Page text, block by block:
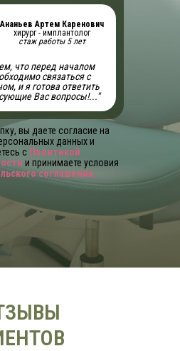
Ананьев Артем Каренович
хирург - имплантолог
стаж работы 5 лет
что перед началом
связаться с
и я готова ответить
Вас вопросы!..."
вы даете согласие на
данных и
c Политикой
и принимаете условия
соглашения.